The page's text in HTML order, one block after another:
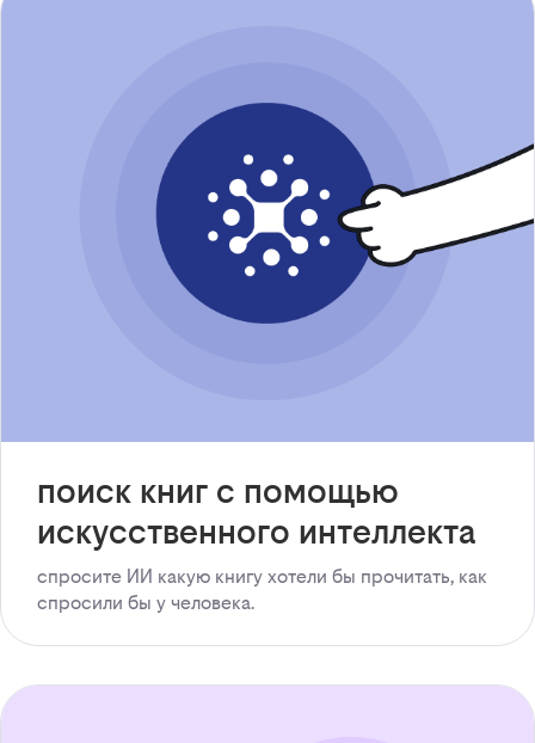
поиск книг с помощью
искусственного интеллекта
спросите ИИ какую книгу хотели бы прочитать, как
спросили бы у человека.